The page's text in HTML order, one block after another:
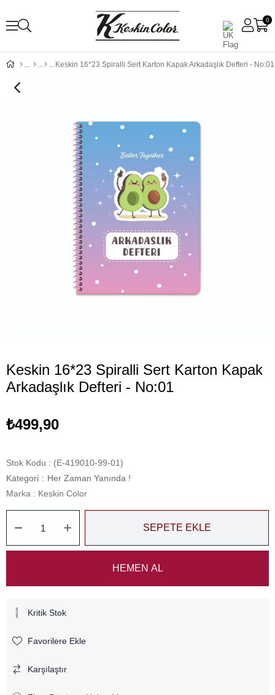
0
Keskin 16*23 Spiralli Sert Karton Kapak Arkadaşlık Defteri - No:01
Keskin 16*23 Spiralli Sert Karton Kapak
Arkadaşlık Defteri - No:01
₺499,90
Stok Kodu
(E-419010-99-01)
Kategori : Her Zaman Yanında !
Marka : Keskin Color
Kritik Stok
Favorilere Ekle
Karşılaştır